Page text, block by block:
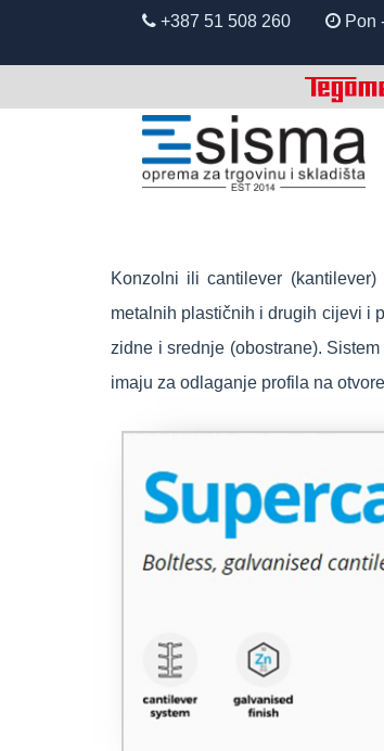
+387 51 508 260 Pon
Konzolni ili cantilever
metalnih plastičnih i drugih cijevi i
zidne i srednje (obostrane).
imaju za odlaganje profila na